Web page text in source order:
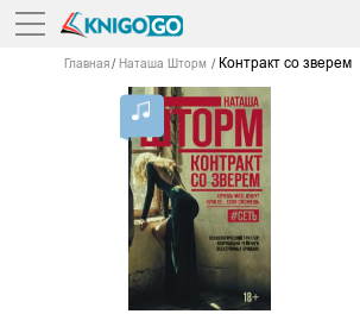
Главная Наташа Шторм Контракт со зверем